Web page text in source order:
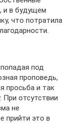
и в будущем
что потратила
под
проповедь,
просьба и так
При отсутствии
не
прийти это в